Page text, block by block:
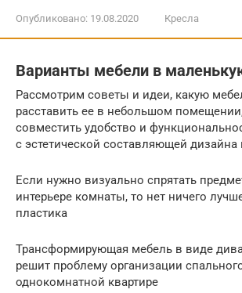
Опубликовано: 19.08.2020 Кресла
Варианты мебели в
Рассмотрим советы и идеи, какую
расставить ее в небольшом
совместить удобство и
с эстетической составляющей дизайна
Если нужно визуально спрятать
интерьере комнаты, то нет ничего
пластика
Трансформирующая мебель в виде
решит проблему организации
однокомнатной квартире